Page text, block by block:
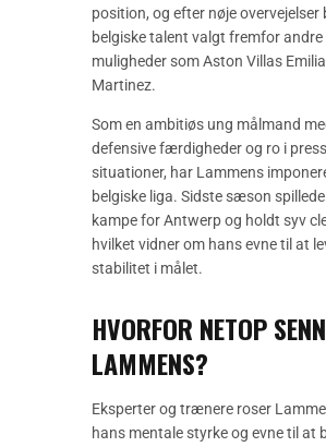
position, og efter nøje overvejelser
belgiske talent valgt fremfor andre
muligheder som Aston Villas
Martinez.
Som en ambitiøs ung målmand
defensive færdigheder og ro i
situationer, har Lammens
belgiske liga. Sidste sæson
kampe for Antwerp og holdt syv
hvilket vidner om hans evne til at
stabilitet i målet.
HVORFOR NETOP
LAMMENS?
Eksperter og trænere roser
hans mentale styrke og evne til at